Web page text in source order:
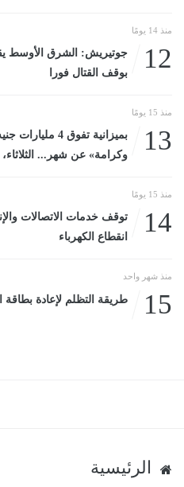
منذ 14 يومًا
12
جوتيريش: الشرق الأوسط
بوقف القتال فورا
منذ 15 يومًا
13
بميزانية تفوق
وكرامة» عن شهر... الثلاثاء، 14 يوليو 2026 10:46 صـ
منذ 15 يومًا
14
توقف خدمات الاتصالات
انقطاع الكهرباء
منذ شهر واحد
15 طريقة التظلم لإعادة بطاقة
الرئيسية